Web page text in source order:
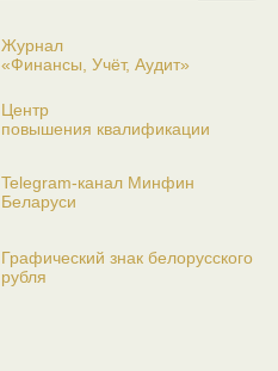
Журнал
«Финансы, Учёт, Аудит»
Центр
повышения квалификации
Telegram-канал Минфин
Беларуси
Графический знак белорусского
рубля